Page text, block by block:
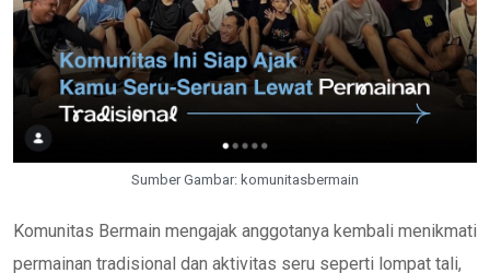
Sumber Gambar: komunitasbermain
Komunitas Bermain mengajak anggotanya kembali menikmati
permainan tradisional dan aktivitas seru seperti lompat tali,